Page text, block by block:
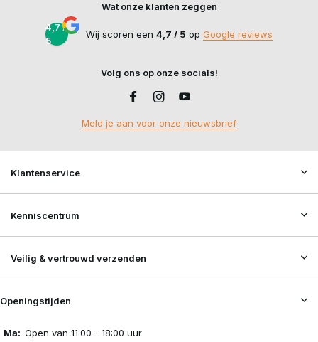
Wat onze klanten zeggen
4,7 /
5
Wij scoren een 4,7 / 5 op Google reviews
Volg ons op onze socials!
Meld je aan voor onze nieuwsbrief
Klantenservice
Kenniscentrum
Veilig & vertrouwd verzenden
Openingstijden
Ma: Open van 11:00 - 18:00 uur